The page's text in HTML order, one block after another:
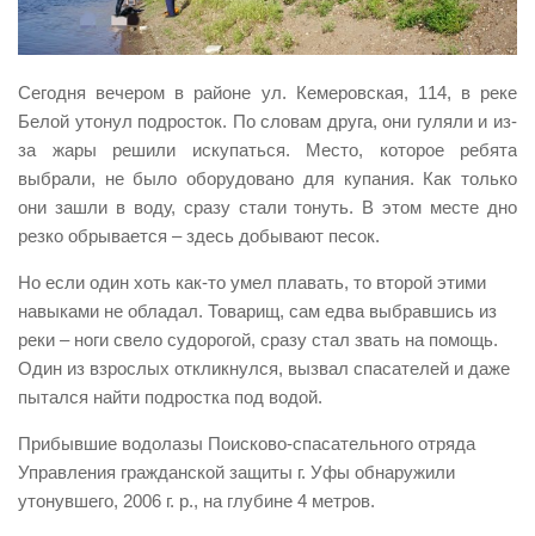
Виды деятельности
Оказание платных образовательных услуг
УГЗ рекомендует
Как стать спасателем
Пресс-центр
Конкурсы
Фотогалерея
Сегодня вечером в районе ул. Кемеровская, 114, в реке
Белой утонул подросток. По словам друга, они гуляли и из-
за жары решили искупаться. Место, которое ребята
выбрали, не было оборудовано для купания. Как только
они зашли в воду, сразу стали тонуть. В этом месте дно
резко обрывается – здесь добывают песок.
Но если один хоть как-то умел плавать, то второй этими
навыками не обладал. Товарищ, сам едва выбравшись из
реки – ноги свело судорогой, сразу стал звать на помощь.
Один из взрослых откликнулся, вызвал спасателей и даже
пытался найти подростка под водой.
Прибывшие водолазы Поисково-спасательного отряда
Управления гражданской защиты г. Уфы обнаружили
утонувшего, 2006 г. р., на глубине 4 метров.